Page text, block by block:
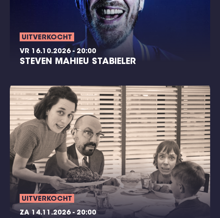
UITVERKOCHT
VR 16.10.2026 - 20:00
STEVEN MAHIEU STABIELER
UITVERKOCHT
ZA 14.11.2026 - 20:00